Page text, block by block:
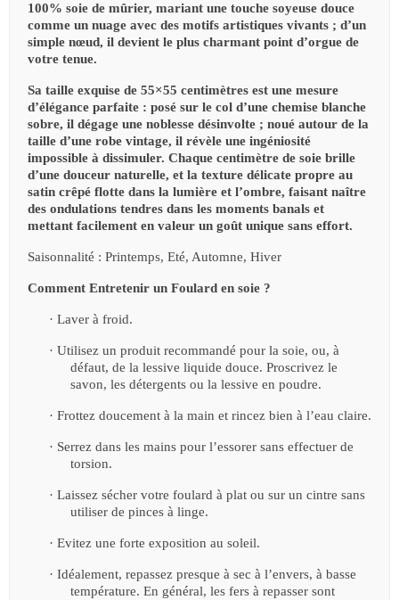
100% soie de mûrier, mariant une touche soyeuse douce
comme un nuage avec des motifs artistiques vivants ; d’un
simple nœud, il devient le plus charmant point d’orgue de
votre tenue.
Sa taille exquise de 55×55 centimètres est une mesure
d’élégance parfaite : posé sur le col d’une chemise blanche
sobre, il dégage une noblesse désinvolte ; noué autour de la
taille d’une robe vintage, il révèle une ingéniosité
impossible à dissimuler. Chaque centimètre de soie brille
d’une douceur naturelle, et la texture délicate propre au
satin crêpé flotte dans la lumière et l’ombre, faisant naître
des ondulations tendres dans les moments banals et
mettant facilement en valeur un goût unique sans effort.
Saisonnalité : Printemps, Eté, Automne, Hiver
Comment Entretenir un Foulard en soie ?
· Laver à froid.
· Utilisez un produit recommandé pour la soie, ou, à
défaut, de la lessive liquide douce. Proscrivez le
savon, les détergents ou la lessive en poudre.
· Frottez doucement à la main et rincez bien à l’eau claire.
· Serrez dans les mains pour l’essorer sans effectuer de
torsion.
· Laissez sécher votre foulard à plat ou sur un cintre sans
utiliser de pinces à linge.
· Evitez une forte exposition au soleil.
· Idéalement, repassez presque à sec à l’envers, à basse
température. En général, les fers à repasser sont